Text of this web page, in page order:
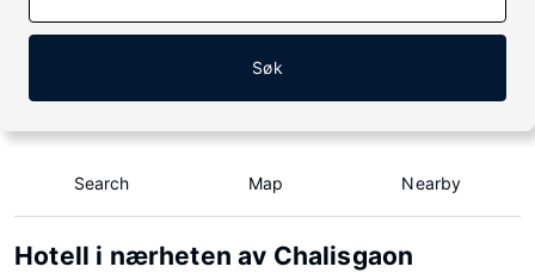
Søk
Search Map Nearby
Hotell i nærheten av Chalisgaon